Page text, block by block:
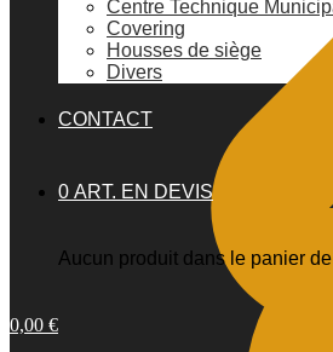
Centre Technique
Covering
Housses de siège
Divers
CONTACT
0 ART. EN DEVIS
Aucun produit dans le panier
0,00 €